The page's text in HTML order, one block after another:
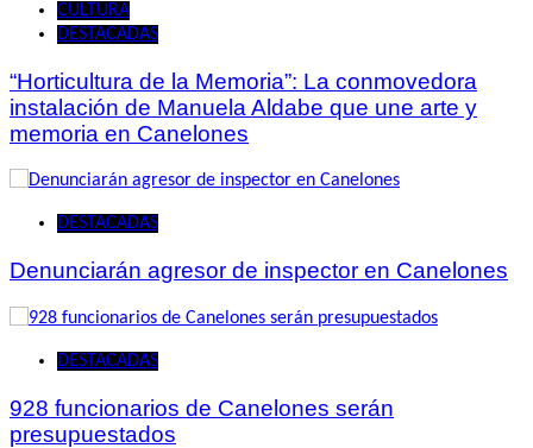
CULTURA
DESTACADAS
“Horticultura de la Memoria”: La conmovedora
instalación de Manuela Aldabe que une arte y
memoria en Canelones
DESTACADAS
Denunciarán agresor de inspector en Canelones
DESTACADAS
928 funcionarios de Canelones serán
presupuestados